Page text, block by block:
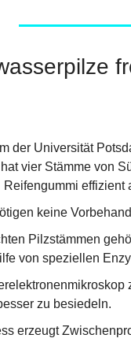
der Universität
vier Stämme von
effizient
keine
Pilzstämmen
von speziellen
zu besiedeln.
erzeugt